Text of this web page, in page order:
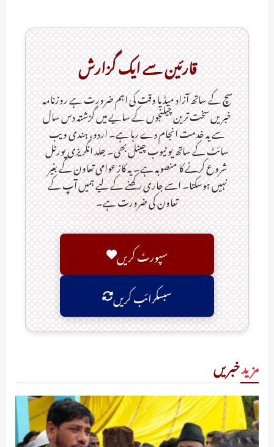
قارئین سے ایک گزارش
سچ کے ساتھ آزاد میڈیا وقت کی اہم ضرورت ہےـ روزنامہ
خبریں سخت ترین چیلنجوں کے سایے میں گزشتہ دس سال
سے یہ خدمت انجام دے رہا ہے۔ اردو، ہندی ویب
سائٹ کے ساتھ یو ٹیوب چینل بھی۔ جلد انگریزی پورٹل
شروع کرنے کا منصوبہ ہے۔ یہ کاز عوامی تعاون کے بغیر
نہیں ہوسکتا۔ اسے جاری رکھنے کے لیے ہمیں آپ کے
تعاون کی ضرورت ہے۔
سپورٹ کریں
سبسکرائب کریں
مزیدخبریں